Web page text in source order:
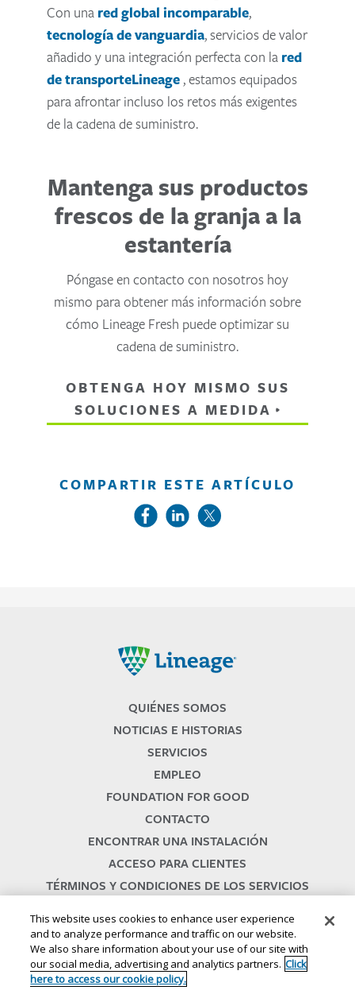
Con una red global incomparable,
tecnología de vanguardia, servicios de valor
añadido y una integración perfecta con la red
de transporteLineage, estamos equipados
para afrontar incluso los retos más exigentes
de la cadena de suministro.
Mantenga sus productos
frescos de la granja a la
estantería
Póngase en contacto con nosotros hoy
mismo para obtener más información sobre
cómo Lineage Fresh puede optimizar su
cadena de suministro.
OBTENGA HOY MISMO SUS
SOLUCIONES A MEDIDA
COMPARTIR ESTE ARTÍCULO
QUIÉNES SOMOS
NOTICIAS E HISTORIAS
SERVICIOS
EMPLEO
FOUNDATION FOR GOOD
CONTACTO
ENCONTRAR UNA INSTALACIÓN
ACCESO PARA CLIENTES
TÉRMINOS Y CONDICIONES DE LOS SERVICIOS
This website uses cookies to enhance user experience
and to analyze performance and traffic on our website.
We also share information about your use of our site with
our social media, advertising and analytics partners. Click
here to access our cookie policy.